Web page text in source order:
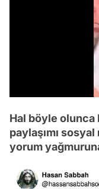
Hal böyle olunca
paylaşımı sosyal
yorum